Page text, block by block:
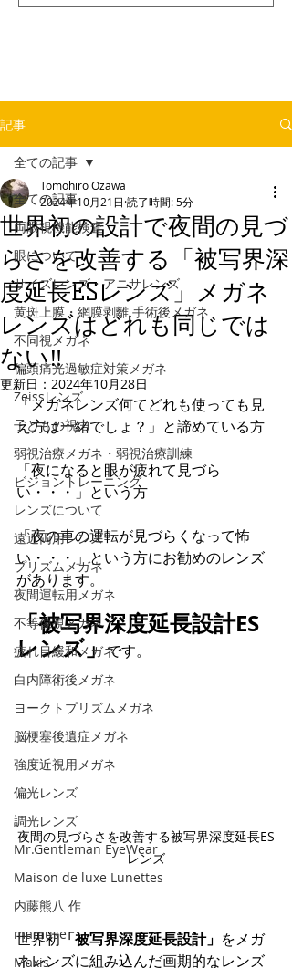
記事
全ての記事
両眼視機能検査
眼について
サイズレンズ・アニサレンズ
黄斑上膜・網膜剥離 手術後メガネ
不同視メガネ
偏頭痛光過敏症対策メガネ
Zeissレンズ
子どもの視力
弱視治療メガネ・弱視治療訓練
ビジョントレーニング
レンズについて
遠近両用レンズ
プリズムメガネ
夜間運転用メガネ
不等像視メガネ
疲れ目緩和メガネ
白内障術後メガネ
ヨークトプリズムメガネ
脳梗塞後遺症メガネ
強度近視用メガネ
偏光レンズ
調光レンズ
Mr.Gentleman EyeWear
Maison de luxe Lunettes
内藤熊八 作
mamuse
Maxis
全ての記事
世界初の設計で夜間の見づ
らさを改善する「被写界深
度延長ESレンズ」メガネ
レンズはどれも同じでは
ない‼
Tomohiro Ozawa
2024年10月21日 読了時間: 5分
更新日： 2024年10月28日
「メガネレンズ何てどれも使っても見
え方は一緒でしょ？」と諦めている方
「夜になると眼が疲れて見づら
い・・・」という方
「夜の車の運転が見づらくなって怖
い・・・」という方にお勧めのレンズ
があります。
「被写界深度延長設計ES
レンズ」です。
夜間の見づらさを改善する被写界深度延長ES
レンズ
世界初「被写界深度延長設計」 をメガ
ネレンズに組み込んだ画期的なレンズ